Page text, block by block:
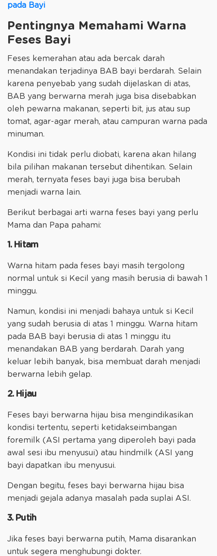
pada Bayi
Pentingnya Memahami Warna
Feses Bayi
Feses kemerahan atau ada bercak darah
menandakan terjadinya BAB bayi berdarah. Selain
karena penyebab yang sudah dijelaskan di atas,
BAB yang berwarna merah juga bisa disebabkan
oleh pewarna makanan, seperti bit, jus atau sup
tomat, agar-agar merah, atau campuran warna pada
minuman.
Kondisi ini tidak perlu diobati, karena akan hilang
bila pilihan makanan tersebut dihentikan. Selain
merah, ternyata feses bayi juga bisa berubah
menjadi warna lain.
Berikut berbagai arti warna feses bayi yang perlu
Mama dan Papa pahami:
1. Hitam
Warna hitam pada feses bayi masih tergolong
normal untuk si Kecil yang masih berusia di bawah 1
minggu.
Namun, kondisi ini menjadi bahaya untuk si Kecil
yang sudah berusia di atas 1 minggu. Warna hitam
pada BAB bayi berusia di atas 1 minggu itu
menandakan BAB yang berdarah. Darah yang
keluar lebih banyak, bisa membuat darah menjadi
berwarna lebih gelap.
2. Hijau
Feses bayi berwarna hijau bisa mengindikasikan
kondisi tertentu, seperti ketidakseimbangan
foremilk (ASI pertama yang diperoleh bayi pada
awal sesi ibu menyusui) atau hindmilk (ASI yang
bayi dapatkan ibu menyusui.
Dengan begitu, feses bayi berwarna hijau bisa
menjadi gejala adanya masalah pada suplai ASI.
3. Putih
Jika feses bayi berwarna putih, Mama disarankan
untuk segera menghubungi dokter.